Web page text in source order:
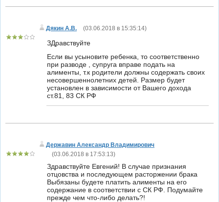
Дякин А.В. (03.06.2018 в 15:35:14)
ЗДравствуйте
Если вы усыновите ребенка, то соответственно
при разводе , супруга вправе подать на
алименты, т.к родители должны содержать своих
несовершеннолетних детей. Размер будет
установлен в зависимости от Вашего дохода
ст.81, 83 СК РФ
Державин Александр Владимирович
(03.06.2018 в 17:53:13)
Здравствуйте Евгений! В случае признания
отцовства и последующем расторжении брака
Выбязаны будете платить алименты на его
содержание в соответствии с СК РФ. Подумайте
прежде чем что-либо делать?!